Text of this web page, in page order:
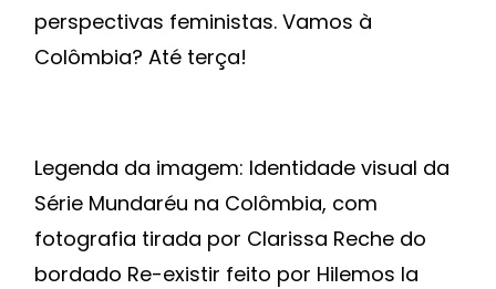
perspectivas feministas. Vamos à
Colômbia? Até terça!
Legenda da imagem: Identidade visual da
Série Mundaréu na Colômbia, com
fotografia tirada por Clarissa Reche do
bordado Re-existir feito por Hilemos la